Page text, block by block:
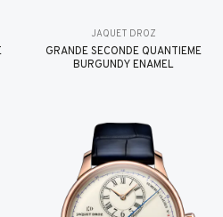
JAQUET DROZ
GRANDE SECONDE QUANTIÈME
BURGUNDY ENAMEL